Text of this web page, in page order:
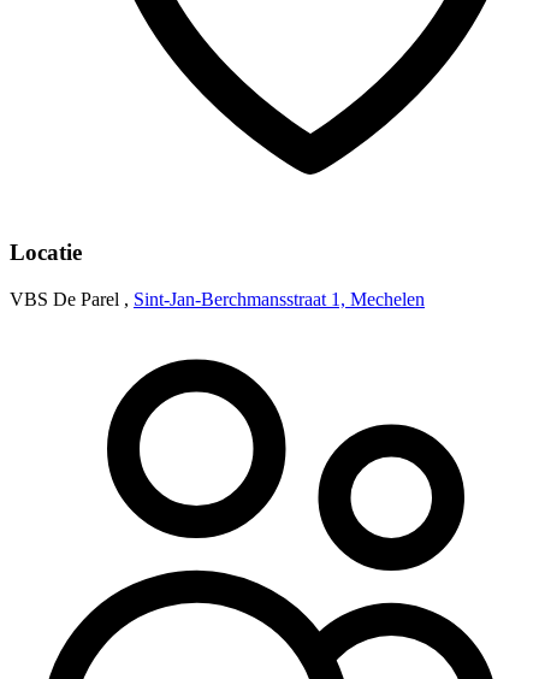
Locatie
VBS De Parel , Sint-Jan-Berchmansstraat 1, Mechelen